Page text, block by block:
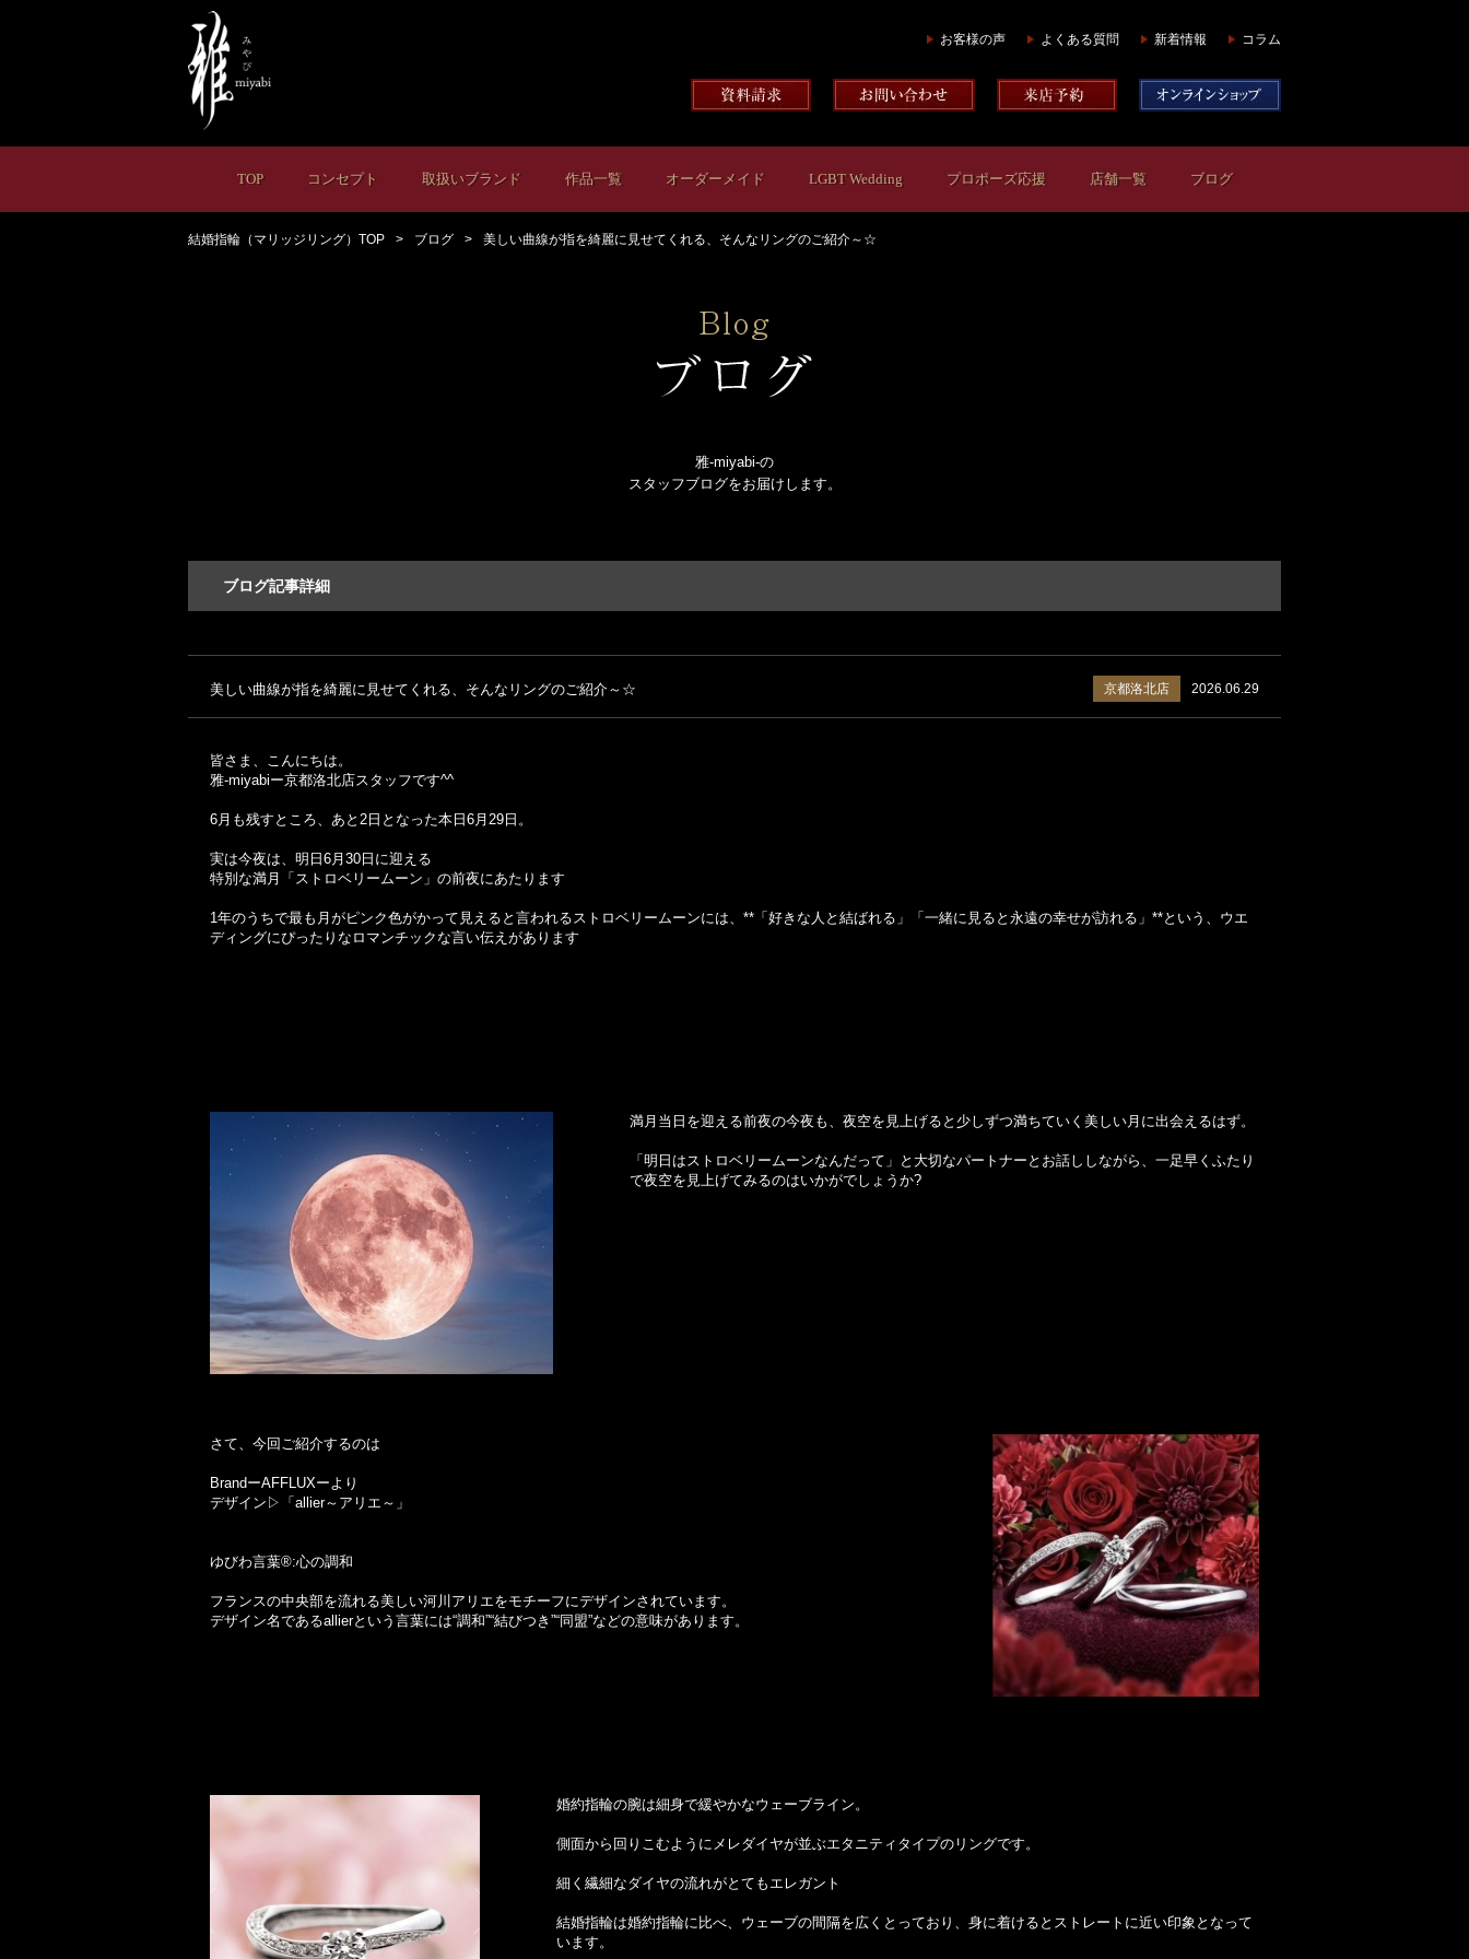
お客様の声 よくある質問 新着情報 コラム
TOP コンセプト 取扱いブランド 作品一覧 オーダーメイド LGBT Wedding プロポーズ応援 店舗一覧 ブログ
結婚指輪（マリッジリング）TOP ブログ 美しい曲線が指を綺麗に見せてくれる、そんなリングのご紹介～☆
雅-miyabi-の
スタッフブログをお届けします。
ブログ記事詳細
美しい曲線が指を綺麗に見せてくれる、そんなリングのご紹介～☆ 2026.06.29
京都洛北店
皆さま、こんにちは。
雅-miyabiー京都洛北店スタッフです^^
6月も残すところ、あと2日となった本日6月29日。
実は今夜は、明日6月30日に迎える
特別な満月「ストロベリームーン」の前夜にあたります
1年のうちで最も月がピンク色がかって見えると言われるストロベリームーンには、**「好きな人と結ばれる」「一緒に見ると永遠の幸せが訪れる」**という、ウエ
ディングにぴったりなロマンチックな言い伝えがあります
満月当日を迎える前夜の今夜も、夜空を見上げると少しずつ満ちていく美しい月に出会えるはず。
「明日はストロベリームーンなんだって」と大切なパートナーとお話ししながら、一足早くふたり
で夜空を見上げてみるのはいかがでしょうか?
さて、今回ご紹介するのは
BrandーAFFLUXーより
デザイン▷「allier～アリエ～」
ゆびわ言葉®:心の調和
フランスの中央部を流れる美しい河川アリエをモチーフにデザインされています。
デザイン名であるallierという言葉には“調和”“結びつき”“同盟”などの意味があります。
婚約指輪の腕は細身で緩やかなウェーブライン。
側面から回りこむようにメレダイヤが並ぶエタニティタイプのリングです。
細く繊細なダイヤの流れがとてもエレガント
結婚指輪は婚約指輪に比べ、ウェーブの間隔を広くとっており、身に着けるとストレートに近い印象となって
います。